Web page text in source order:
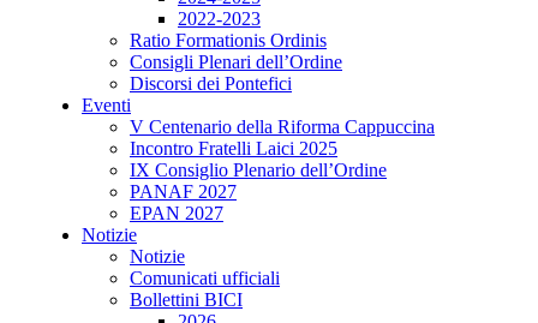
2022-2023
Ratio Formationis Ordinis
Consigli Plenari dell’Ordine
Discorsi dei Pontefici
Eventi
V Centenario della Riforma Cappuccina
Incontro Fratelli Laici 2025
IX Consiglio Plenario dell’Ordine
PANAF 2027
EPAN 2027
Notizie
Notizie
Comunicati ufficiali
Bollettini BICI